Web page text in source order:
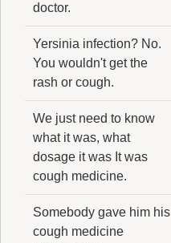
doctor.
Yersinia infection? No.
You wouldn't get the
rash or cough.
We just need to know
what it was, what
dosage it was It was
cough medicine.
Somebody gave him his
cough medicine